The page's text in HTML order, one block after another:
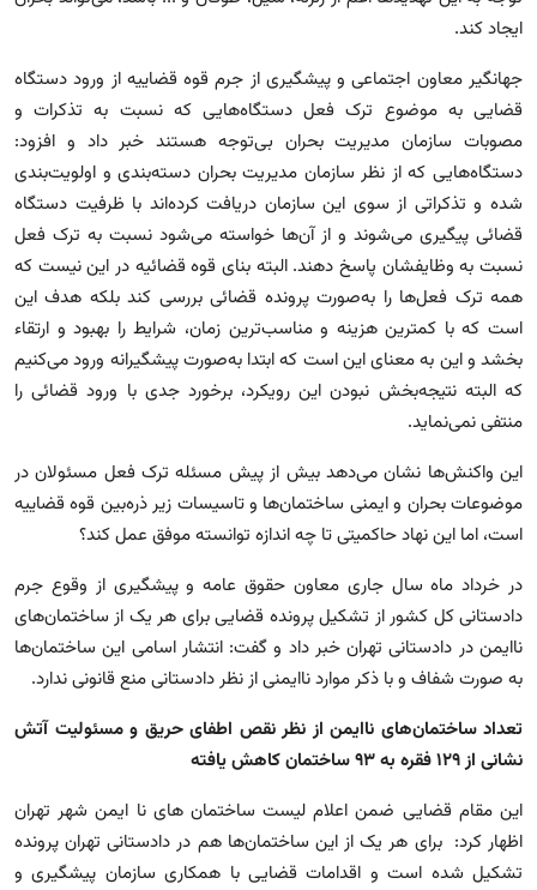
ایجاد کند.
جهانگیر معاون اجتماعی و پیشگیری از جرم قوه قضاییه از ورود دستگاه
قضایی به موضوع ترک فعل دستگاه‌هایی که نسبت به تذکرات و
مصوبات سازمان مدیریت بحران بی‌توجه هستند خبر داد و افزود:
دستگاه‌هایی که از نظر سازمان مدیریت بحران دسته‌بندی و اولویت‌بندی
شده و تذکراتی از سوی این سازمان دریافت کرده‌اند با ظرفیت دستگاه
قضائی پیگیری می‌شوند و از آن‌ها خواسته می‌شود نسبت به ترک فعل
نسبت به وظایفشان پاسخ دهند. البته بنای قوه قضائیه در این نیست که
همه ترک فعل‌ها را به‌صورت پرونده قضائی بررسی کند بلکه هدف این
است که با کمترین هزینه و مناسب‌ترین زمان، شرایط را بهبود و ارتقاء
بخشد و این به معنای این است که ابتدا به‌صورت پیشگیرانه ورود می‌کنیم
که البته نتیجه‌بخش نبودن این رویکرد، برخورد جدی با ورود قضائی را
منتفی نمی‌نماید.
این واکنش‌ها نشان می‌دهد بیش از پیش مسئله ترک فعل مسئولان در
موضوعات بحران و ایمنی ساختمان‌ها و تاسیسات زیر ذره‌بین قوه قضاییه
است، اما این نهاد حاکمیتی تا چه اندازه توانسته موفق عمل کند؟
در خرداد ماه سال جاری معاون حقوق عامه و پیشگیری از وقوع جرم
دادستانی کل کشور از تشکیل پرونده قضایی برای هر یک از ساختمان‌های
ناایمن در دادستانی تهران خبر داد و گفت: انتشار اسامی این ساختمان‌ها
به صورت شفاف و با ذکر موارد ناایمنی از نظر دادستانی منع قانونی ندارد.
تعداد ساختمان‌های ناایمن از نظر نقص اطفای حریق و مسئولیت آتش
نشانی از ۱۲۹ فقره به ۹۳ ساختمان کاهش یافته
این مقام قضایی ضمن اعلام لیست ساختمان های نا ایمن شهر تهران
اظهار کرد: برای هر یک از این ساختمان‌ها هم در دادستانی تهران پرونده
تشکیل شده است و اقدامات قضایی با همکاری سازمان پیشگیری و